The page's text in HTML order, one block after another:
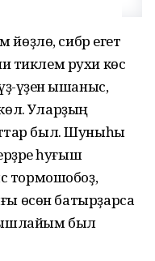
йөҙлө, сибәр егет
тиклем рухи көс
үҙ-үҙенә ышаныс,
Уларҙың
был. Шуныһы
һуғыш
тормошобоҙ,
өсөн батырҙарса
был